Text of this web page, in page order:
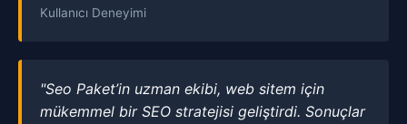
Kullanıcı Deneyimi
"Seo Paket’in uzman ekibi, web sitem için
mükemmel bir SEO stratejisi geliştirdi. Sonuçlar